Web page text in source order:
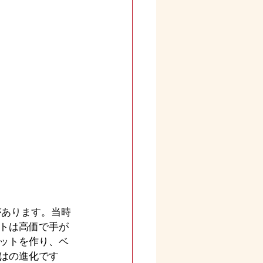
ります。当時
は高価で手が
トを作り、ベ
の進化です